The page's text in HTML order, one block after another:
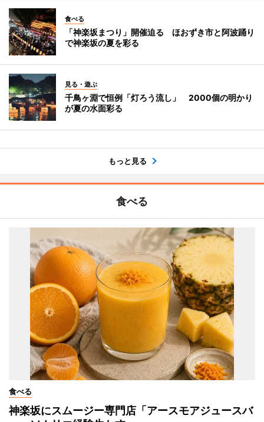
食べる
「神楽坂まつり」開催迫る ほおずき市と阿波踊り
で神楽坂の夏を彩る
見る・遊ぶ
千鳥ヶ淵で恒例「灯ろう流し」 2000個の明かり
が夏の水面彩る
もっと見る
食べる
食べる
神楽坂にスムージー専門店「アースモアジュースバ